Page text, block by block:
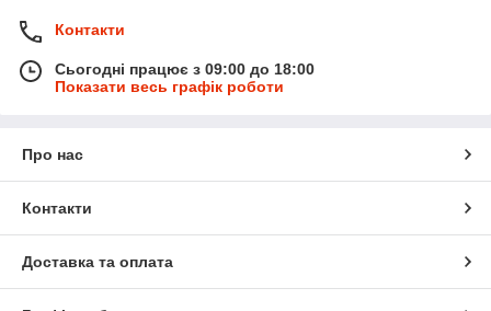
Контакти
Сьогодні працює з 09:00 до 18:00
Показати весь графік роботи
Про нас
Контакти
Доставка та оплата